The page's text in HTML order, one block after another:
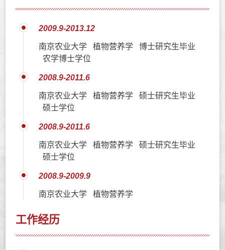
2009.9-2013.12
南京农业大学 植物营养学 博士研究生毕业
农学博士学位
2008.9-2011.6
南京农业大学 植物营养学 硕士研究生毕业
硕士学位
2008.9-2011.6
南京农业大学 植物营养学 硕士研究生毕业
硕士学位
2008.9-2009.9
南京农业大学 植物营养学
工作经历